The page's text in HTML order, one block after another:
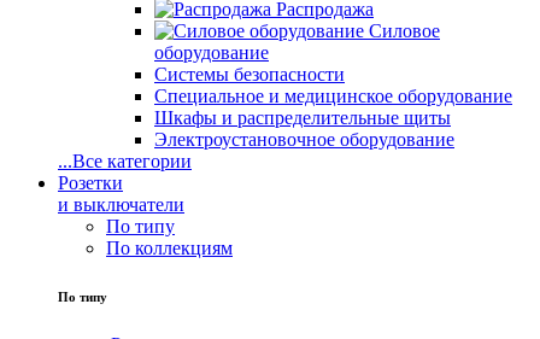
Распродажа
Силовое
оборудование
Системы безопасности
Специальное и медицинское оборудование
Шкафы и распределительные щиты
Электроустановочное оборудование
...Все категории
Розетки
и выключатели
По типу
По коллекциям
По типу